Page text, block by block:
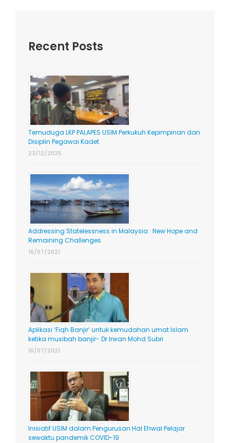
Recent Posts
Temuduga LKP PALAPES USIM Perkukuh Kepimpinan dan
Disiplin Pegawai Kadet
23/12/2025
Addressing Statelessness in Malaysia : New Hope and
Remaining Challenges
16/07/2021
Aplikasi ‘Fiqh Banjir’ untuk kemudahan umat Islam
ketika musibah banjir- Dr Irwan Mohd Subri
16/07/2021
Inisiatif USIM dalam Pengurusan Hal Ehwal Pelajar
sewaktu pandemik COVID-19